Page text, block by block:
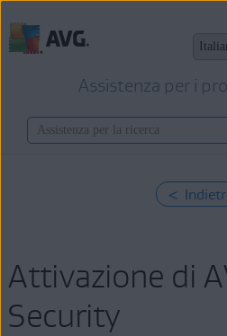
Assistenza per i
<
Attivazione di
Security